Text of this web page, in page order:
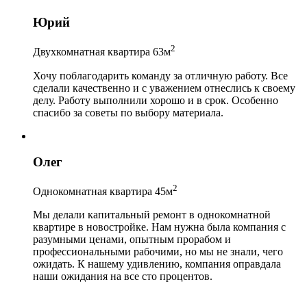
Юрий
Двухкомнатная квартира 63м2
Хочу поблагодарить команду за отличную работу. Все
сделали качественно и с уважением отнеслись к своему
делу. Работу выполнили хорошо и в срок. Особенно
спасибо за советы по выбору материала.
Олег
Однокомнатная квартира 45м2
Мы делали капитальный ремонт в однокомнатной
квартире в новостройке. Нам нужна была компания с
разумными ценами, опытным прорабом и
профессиональными рабочими, но мы не знали, чего
ожидать. К нашему удивлению, компания оправдала
наши ожидания на все сто процентов.